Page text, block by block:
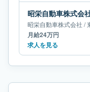
昭栄自動車株式会社 /
月給24万円
求人を見る